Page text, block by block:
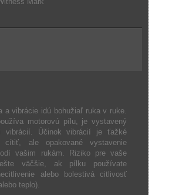
a vibrácie idú bohužiaľ ruka v ruke.
motorovú pílu, je vystavený
vibrácií. Účinok vibrácií je ťažké
cítiť, ale opakované vystavenie
vašim rukám. Riziko pre vaše
väčšie, ak pílku používate
alebo bolestivá citlivosť
teplo).